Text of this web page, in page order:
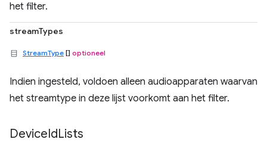
het filter.
streamTypes
StreamType [] optioneel
Indien ingesteld, voldoen alleen audioapparaten waarvan
het streamtype in deze lijst voorkomt aan het filter.
DeviceIdLists